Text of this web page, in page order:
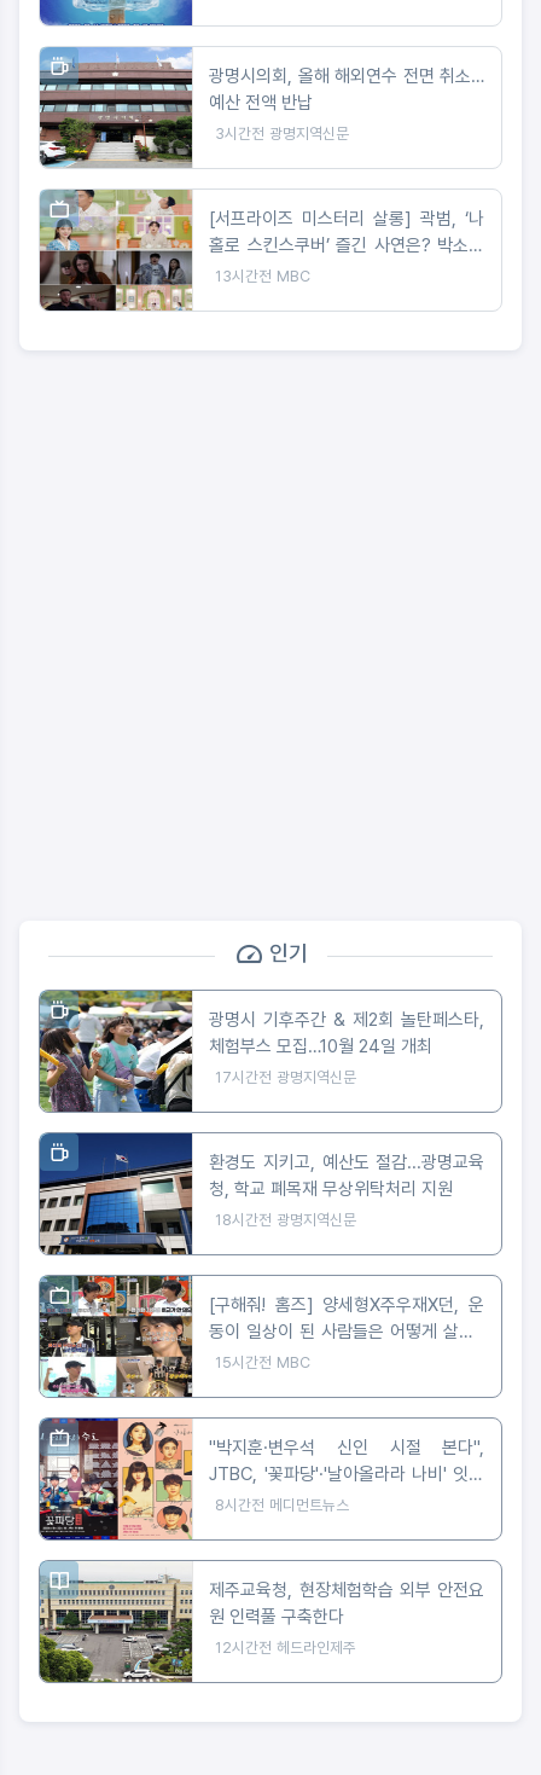
광명시의회, 올해 해외연수 전면 취소…
예산 전액 반납
3시간전 광명지역신문
[서프라이즈 미스터리 살롱] 곽범, ‘나
홀로 스킨스쿠버’ 즐긴 사연은? 박소영
아나 “절대 이해 못해!”
13시간전 MBC
인기
광명시 기후주간 & 제2회 놀탄페스타,
체험부스 모집…10월 24일 개최
17시간전 광명지역신문
환경도 지키고, 예산도 절감...광명교육
청, 학교 폐목재 무상위탁처리 지원
18시간전 광명지역신문
[구해줘! 홈즈] 양세형X주우재X던, 운
동이 일상이 된 사람들은 어떻게 살까?
'운동세권' 임장 특집!
15시간전 MBC
"박지훈·변우석 신인 시절 본다",
JTBC, '꽃파당'·'날아올라라 나비' 잇따
라 편성
8시간전 메디먼트뉴스
제주교육청, 현장체험학습 외부 안전요
원 인력풀 구축한다
12시간전 헤드라인제주